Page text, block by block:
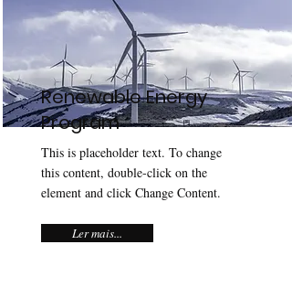
Renewable Energy
Program
This is placeholder text. To change
this content, double-click on the
element and click Change Content.
Ler mais...